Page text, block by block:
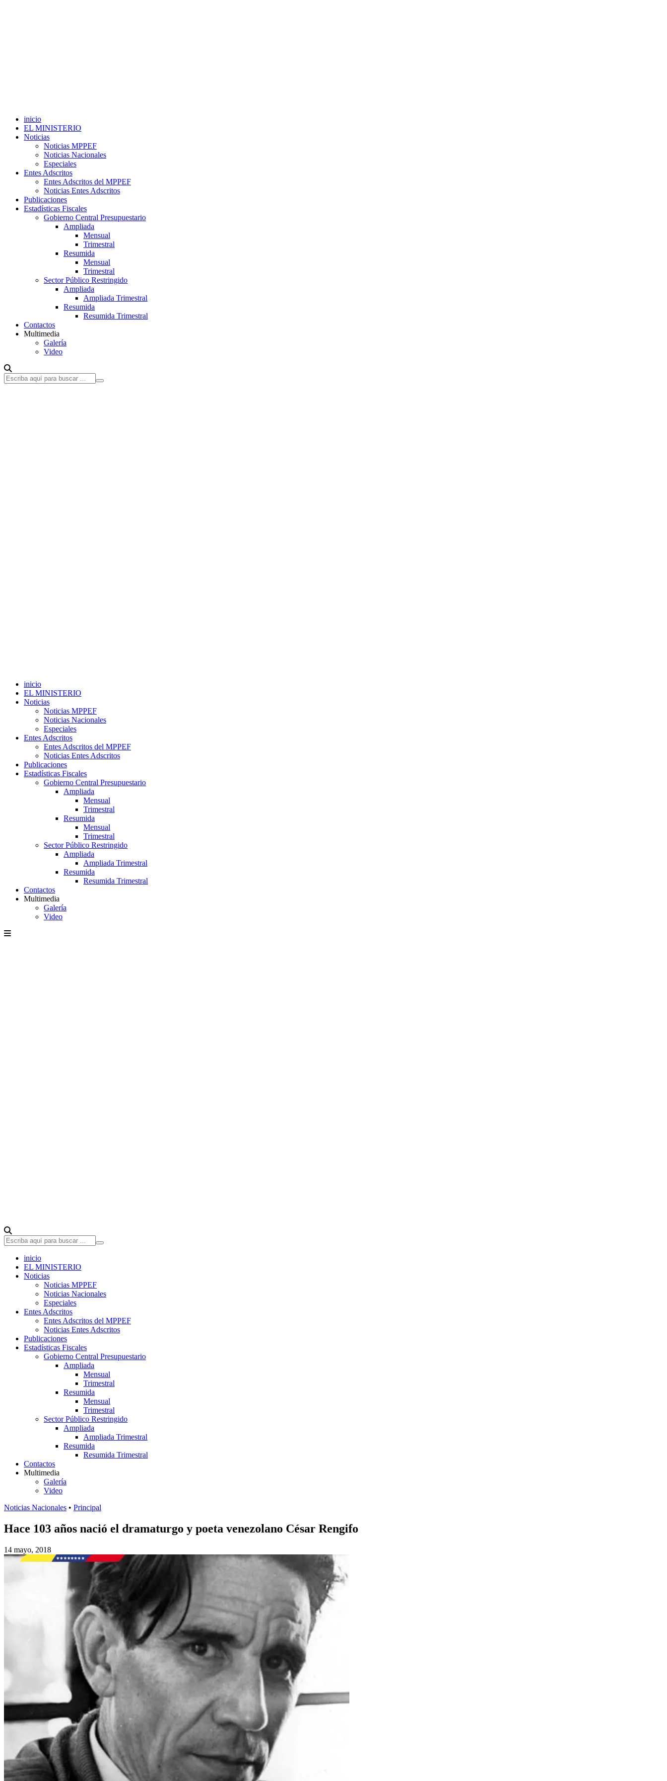
inicio
EL MINISTERIO
Noticias
Noticias MPPEF
Noticias Nacionales
Especiales
Entes Adscritos
Entes Adscritos del MPPEF
Noticias Entes Adscritos
Publicaciones
Estadísticas Fiscales
Gobierno Central Presupuestario
Ampliada
Mensual
Trimestral
Resumida
Mensual
Trimestral
Sector Público Restringido
Ampliada
Ampliada Trimestral
Resumida
Resumida Trimestral
Contactos
Multimedia
Galería
Video
inicio
EL MINISTERIO
Noticias
Noticias MPPEF
Noticias Nacionales
Especiales
Entes Adscritos
Entes Adscritos del MPPEF
Noticias Entes Adscritos
Publicaciones
Estadísticas Fiscales
Gobierno Central Presupuestario
Ampliada
Mensual
Trimestral
Resumida
Mensual
Trimestral
Sector Público Restringido
Ampliada
Ampliada Trimestral
Resumida
Resumida Trimestral
Contactos
Multimedia
Galería
Video
inicio
EL MINISTERIO
Noticias
Noticias MPPEF
Noticias Nacionales
Especiales
Entes Adscritos
Entes Adscritos del MPPEF
Noticias Entes Adscritos
Publicaciones
Estadísticas Fiscales
Gobierno Central Presupuestario
Ampliada
Mensual
Trimestral
Resumida
Mensual
Trimestral
Sector Público Restringido
Ampliada
Ampliada Trimestral
Resumida
Resumida Trimestral
Contactos
Multimedia
Galería
Video
Noticias Nacionales • Principal
Hace 103 años nació el dramaturgo y poeta venezolano César Rengifo
14 mayo, 2018